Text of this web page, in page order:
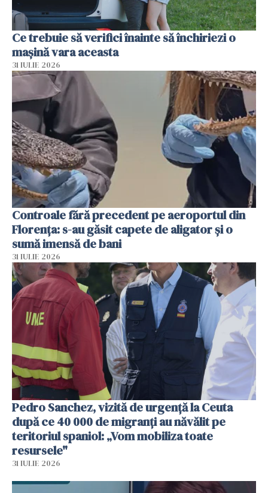
Ce trebuie să verifici înainte să închiriezi o
mașină vara aceasta
31 IULIE 2026
Controale fără precedent pe aeroportul din
Florența: s-au găsit capete de aligator și o
sumă imensă de bani
31 IULIE 2026
Pedro Sanchez, vizită de urgență la Ceuta
după ce 40 000 de migranți au năvălit pe
teritoriul spaniol: „Vom mobiliza toate
resursele"
31 IULIE 2026